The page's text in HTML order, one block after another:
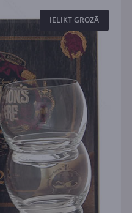
IELIKT GROZĀ